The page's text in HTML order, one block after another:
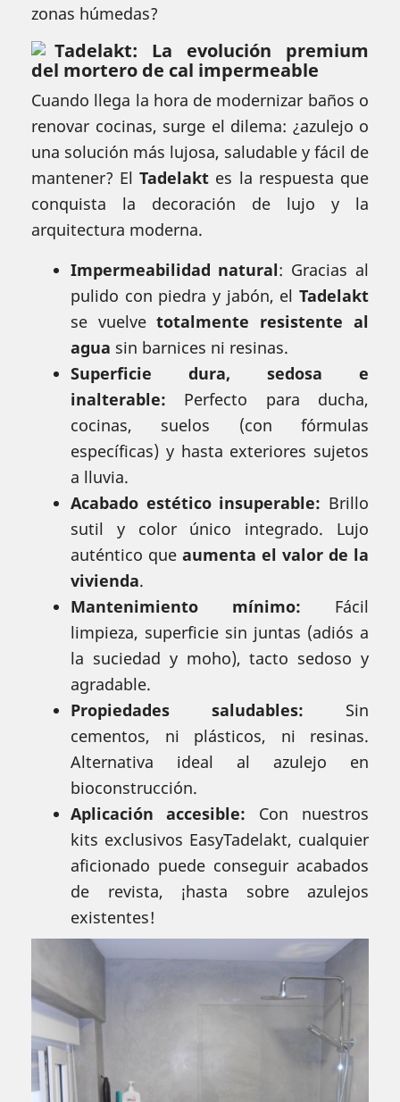
zonas húmedas?
Tadelakt: La evolución premium
del mortero de cal impermeable
Cuando llega la hora de modernizar baños o
renovar cocinas, surge el dilema: ¿azulejo o
una solución más lujosa, saludable y fácil de
mantener? El Tadelakt es la respuesta que
conquista la decoración de lujo y la
arquitectura moderna.
Impermeabilidad natural: Gracias al
pulido con piedra y jabón, el Tadelakt
se vuelve totalmente resistente al
agua sin barnices ni resinas.
Superficie dura, sedosa e
inalterable: Perfecto para ducha,
cocinas, suelos (con fórmulas
específicas) y hasta exteriores sujetos
a lluvia.
Acabado estético insuperable: Brillo
sutil y color único integrado. Lujo
auténtico que aumenta el valor de la
vivienda.
Mantenimiento mínimo: Fácil
limpieza, superficie sin juntas (adiós a
la suciedad y moho), tacto sedoso y
agradable.
Propiedades saludables: Sin
cementos, ni plásticos, ni resinas.
Alternativa ideal al azulejo en
bioconstrucción.
Aplicación accesible: Con nuestros
kits exclusivos EasyTadelakt, cualquier
aficionado puede conseguir acabados
de revista, ¡hasta sobre azulejos
existentes!